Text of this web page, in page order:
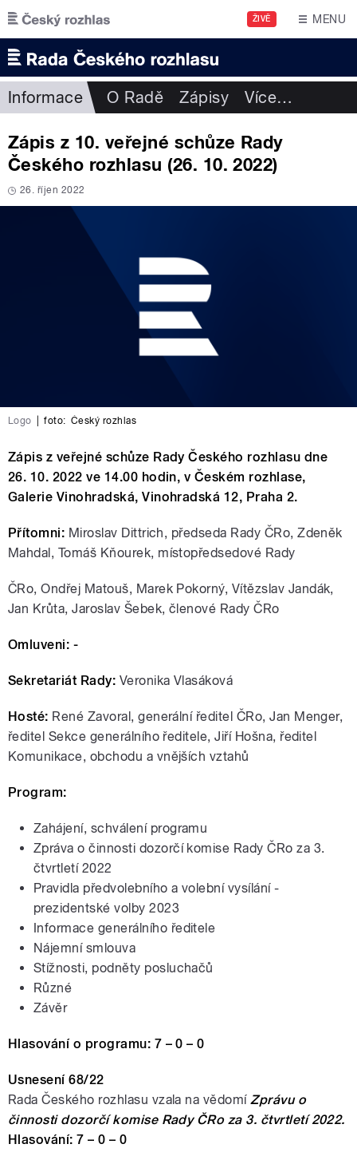
Přejít k hlavnímu obsahu
ŽIVĚ MENU
Informace O Radě Zápisy Více…
Zápis z 10. veřejné schůze Rady
Českého rozhlasu (26. 10. 2022)
26. říjen 2022
Logo foto: Český rozhlas
Zápis z veřejné schůze Rady Českého rozhlasu dne
26. 10. 2022 ve 14.00 hodin, v Českém rozhlase,
Galerie Vinohradská, Vinohradská 12, Praha 2.
Přítomni: Miroslav Dittrich, předseda Rady ČRo, Zdeněk
Mahdal, Tomáš Kňourek, místopředsedové Rady
ČRo, Ondřej Matouš, Marek Pokorný, Vítězslav Jandák,
Jan Krůta, Jaroslav Šebek, členové Rady ČRo
Omluveni: -
Sekretariát Rady: Veronika Vlasáková
Hosté: René Zavoral, generální ředitel ČRo, Jan Menger,
ředitel Sekce generálního ředitele, Jiří Hošna, ředitel
Komunikace, obchodu a vnějších vztahů
Program:
Zahájení, schválení programu
Zpráva o činnosti dozorčí komise Rady ČRo za 3.
čtvrtletí 2022
Pravidla předvolebního a volební vysílání -
prezidentské volby 2023
Informace generálního ředitele
Nájemní smlouva
Stížnosti, podněty posluchačů
Různé
Závěr
Hlasování o programu: 7 – 0 – 0
Usnesení 68/22
Rada Českého rozhlasu vzala na vědomíZprávu o
činnosti dozorčí komise Rady ČRo za 3. čtvrtletí 2022.
Hlasování: 7 – 0 – 0